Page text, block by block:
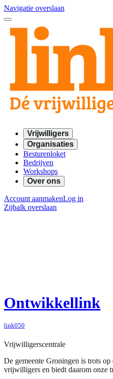
Navigatie overslaan
Vrijwilligers
Organisaties
Besturenloket
Bedrijven
Workshops
Over ons
Account aanmakenLog in
Zijbalk overslaan
Ontwikkellink
link050
Vrijwilligerscentrale
De gemeente Groningen is trots
vrijwilligers en biedt daarom onze